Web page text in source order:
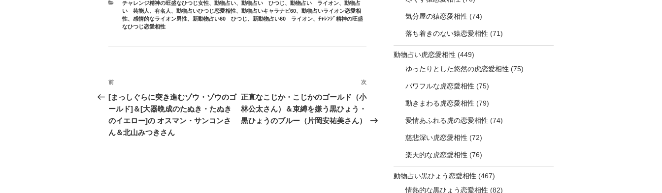
カ
テ
ゴ
リ
チャレンジ精神の旺盛なひつじ女性、 動物占い、 動物占い ひつじ、 動物占い ライオン、 動物占
い 芸能人、有名人 、 動物占いひつじ恋愛相性、 動物占いキャラナビ60、 動物占いライオン恋愛相
性、 感情的なライオン男性、 新動物占い60 ひつじ、 新動物占い60 ライオン、 ﾁｬﾚﾝｼﾞ精神の旺盛
なひつじ恋愛相性
投
稿
ナ
ビ
前
の
投
稿
前
[まっしぐらに突き進むゾウ・ゾウのゴ
ールド]＆[大器晩成のたぬき・たぬき
のイエロー]の オスマン・サンコンさ
ん＆北山みつきさん
次
稿
次
正直なこじか・こじかのゴールド（小
林公太さん）＆束縛を嫌う黒ひょう・
黒ひょうのブルー（片岡安祐美さん）
気分屋の猿恋愛相性 (74)
落ち着きのない猿恋愛相性 (71)
動物占い虎恋愛相性 (449)
ゆったりとした悠然の虎恋愛相性 (75)
パワフルな虎恋愛相性 (75)
動きまわる虎恋愛相性 (79)
愛情あふれる虎の恋愛相性 (74)
慈悲深い虎恋愛相性 (72)
楽天的な虎恋愛相性 (76)
動物占い黒ひょう恋愛相性 (467)
情熱的な黒ひょう恋愛相性 (82)